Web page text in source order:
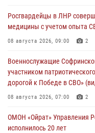
Росгвардейцы в ЛНР
медицины с учетом опыта
08 августа 2026, 09:00 2
Военнослужащие
участником
дорогой к Победе в СВО»
08 августа 2026, 07:00 2
ОМОН «Ойрат» Управления
исполнилось 20 лет